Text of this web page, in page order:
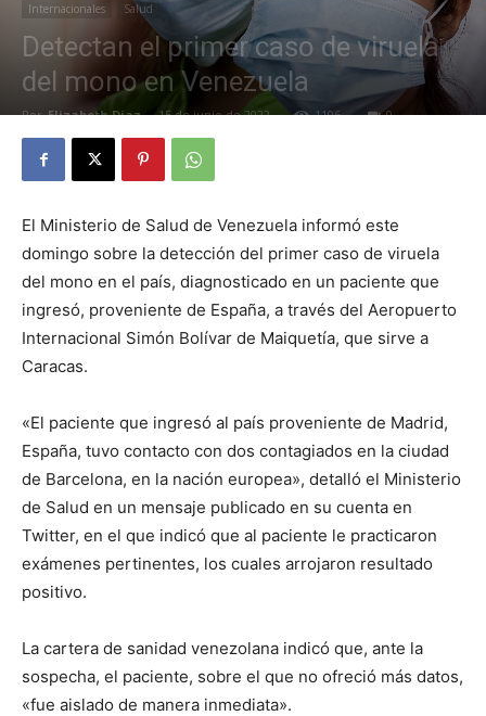
Internacionales Salud
Detectan el primer caso de viruela
del mono en Venezuela
Por Elizabeth Diaz - 15 de junio de 2022 1196 0
El Ministerio de Salud de Venezuela informó este
domingo sobre la detección del primer caso de viruela
del mono en el país, diagnosticado en un paciente que
ingresó, proveniente de España, a través del Aeropuerto
Internacional Simón Bolívar de Maiquetía, que sirve a
Caracas.
«El paciente que ingresó al país proveniente de Madrid,
España, tuvo contacto con dos contagiados en la ciudad
de Barcelona, en la nación europea», detalló el Ministerio
de Salud en un mensaje publicado en su cuenta en
Twitter, en el que indicó que al paciente le practicaron
exámenes pertinentes, los cuales arrojaron resultado
positivo.
La cartera de sanidad venezolana indicó que, ante la
sospecha, el paciente, sobre el que no ofreció más datos,
«fue aislado de manera inmediata».